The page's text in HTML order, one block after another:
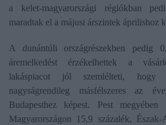
a kelet-magyarországi régiókban
maradtak el a májusi árszintek áprilishoz
A dunántúli országrészekben pedig
áremelkedést érzékelhettek a
lakáspiacot jól szemlélteti, hogy
nagyságrendileg másfélszeres az
Budapesthez képest. Pest
Magyarországon 15,9 százalék,